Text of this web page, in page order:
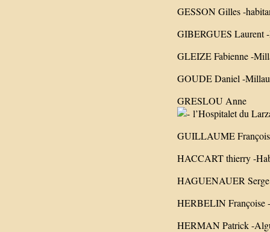
GESSON Gilles -
GIBERGUES Laurent
GLEIZE Fabienne -
GOUDE Daniel -Millau
GRESLOU Anne
l’Hospitalet du
GUILLAUME François
HACCART thierry -
HAGUENAUER
HERBELIN Françoise
HERMAN Patrick -